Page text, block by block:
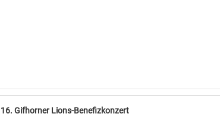
16. Gifhorner Lions-Benefizkonzert